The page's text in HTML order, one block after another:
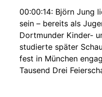
00:00:14: Björn Jung
sein – bereits als
Dortmunder Kinder-
studierte später
fest in München
Tausend Drei